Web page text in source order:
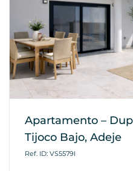
Apartamento –
Tijoco Bajo, Adeje
Ref. ID: VS5579I